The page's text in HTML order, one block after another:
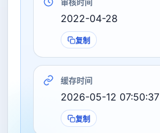
2022-04-28
复制
缓存时间
2026-05-12 07:50:37
复制